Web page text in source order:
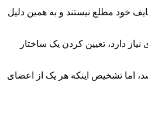
خود مطلع نیستند و به همین دلیل
دارد، تعیین کردن یک ساختار
اما تشخیص اینکه هر یک از اعضای